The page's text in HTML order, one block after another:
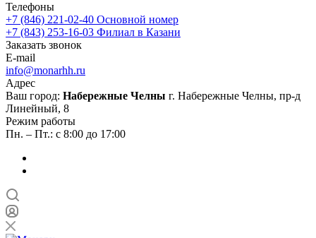
Телефоны
+7 (846) 221-02-40 Основной номер
+7 (843) 253-16-03 Филиал в Казани
Заказать звонок
E-mail
info@monarhh.ru
Адрес
Ваш город: Набережные Челны г. Набережные Челны, пр-д
Линейный, 8
Режим работы
Пн. – Пт.: с 8:00 до 17:00